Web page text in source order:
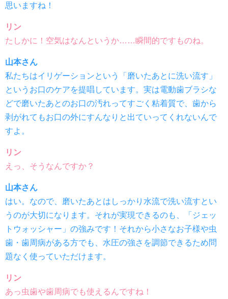
思いますね！
リン
たしかに！空気はなんというか……瞬間的ですものね。
山本さん
私たちはイリゲーションという「磨いたあとに洗い流す」
というお口のケアを提唱しています。実は電動歯ブラシな
どで磨いたあとのお口の汚れってすごく粘着質で、歯から
剥がれてもお口の外にすんなりと出ていってくれないんで
すよ。
リン
えっ、そうなんですか？
山本さん
はい。なので、磨いたあとはしっかり水流で洗い流すとい
うのが大切になります。それが実現できるのも、「ジェッ
トウォッシャー」の強みです！それから小さなお子様や虫
歯・歯周病がある方でも、水圧の強さを調節できるため問
題なく使っていただけます。
リン
あっ虫歯や歯周病でも使えるんですね！